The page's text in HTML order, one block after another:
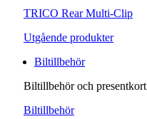
TRICO Rear Multi-Clip
Utgående produkter
Biltillbehör
Biltillbehör och presentkort
Biltillbehör